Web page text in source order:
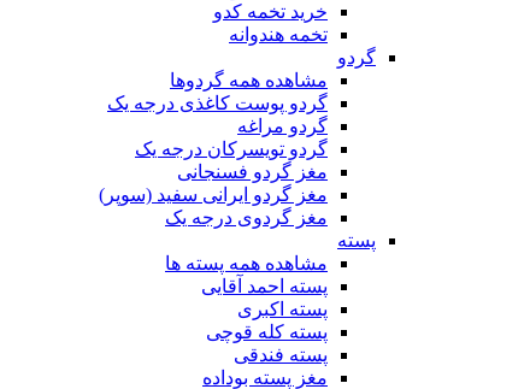
خرید تخمه کدو
تخمه هندوانه
گردو
مشاهده همه گردوها
گردو پوست کاغذی درجه یک
گردو مراغه
گردو تویسرکان درجه یک
مغز گردو فسنجانی
مغز گردو ایرانی سفید (سوپر)
مغز گردوی درجه یک
پسته
مشاهده همه پسته ها
پسته احمد آقایی
پسته اکبری
پسته کله قوچی
پسته فندقی
مغز پسته بوداده